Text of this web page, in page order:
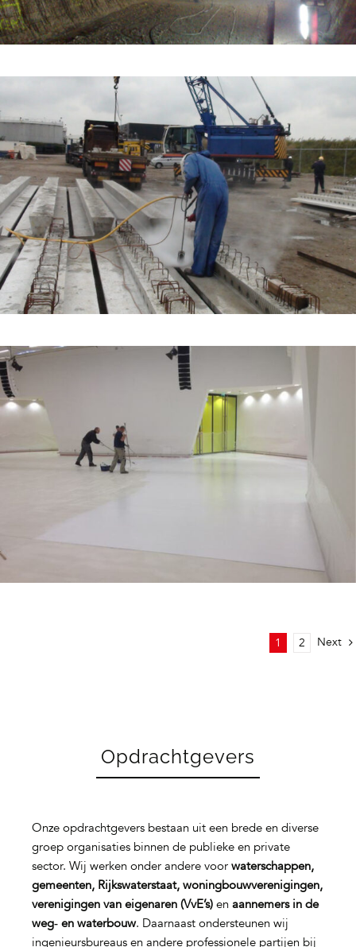
1 2 Next
Opdrachtgevers
Onze opdrachtgevers bestaan uit een brede en diverse
groep organisaties binnen de publieke en private
sector. Wij werken onder andere voor waterschappen,
gemeenten, Rijkswaterstaat, woningbouwverenigingen,
verenigingen van eigenaren (VvE’s)en aannemers in de
weg‑ en waterbouw. Daarnaast ondersteunen wij
ingenieursbureaus en andere professionele partijen bij